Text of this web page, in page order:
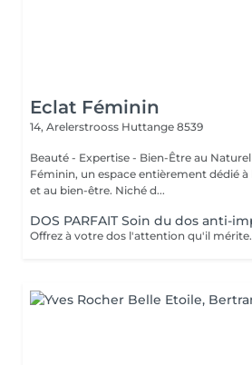
Eclat Féminin
14, Arelerstrooss Huttange 8539
Beauté - Expertise - Bien-Être au Naturel Bienvenue chez Éclat
Féminin, un espace entièrement dédié
et au bien-être. Niché d...
DOS PARFAIT Soin du dos anti-